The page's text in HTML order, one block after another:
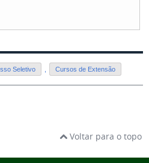
Seletivo Cursos de Extensão
Voltar para o topo